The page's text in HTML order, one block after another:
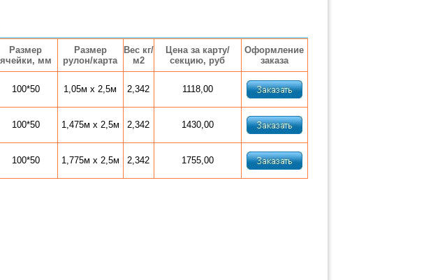
Размер
ячейки, мм
Размер
рулон/карта
Вес кг/
м2
Цена за карту/
секцию, руб
Оформление
заказа
100*50 1,05м х 2,5м 2,342 1118,00
100*50 1,475м х 2,5м 2,342 1430,00
100*50 1,775м х 2,5м 2,342 1755,00